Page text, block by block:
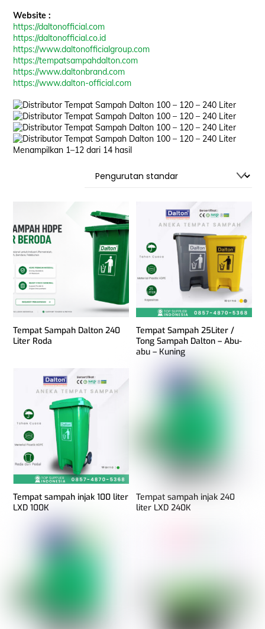
Website :
https://daltonofficial.com
https://daltonofficial.co.id
https://www.daltonofficialgroup.com
https://tempatsampahdalton.com
https://www.daltonbrand.com
https://www.dalton-official.com
Menampilkan 1–12 dari 14 hasil
Tempat Sampah Dalton 240
Liter Roda
Tempat Sampah 25Liter /
Tong Sampah Dalton – Abu-
abu – Kuning
Tempat sampah injak 100 liter
LXD 100K
Tempat sampah injak 240
liter LXD 240K